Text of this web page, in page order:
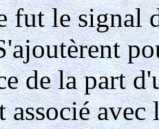
fut le signal
de la part